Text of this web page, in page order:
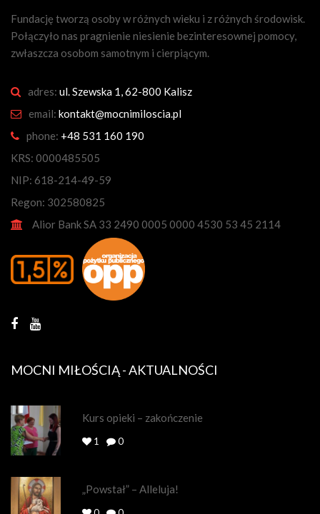
Fundację tworzą osoby w różnych wieku i z różnych środowisk.
Połączyło nas pragnienie niesienie bezinteresownej pomocy,
zwłaszcza osobom samotnym i cierpiącym.
adres: ul. Szewska 1, 62-800 Kalisz
email: kontakt@mocnimiloscia.pl
phone: +48 531 160 190
KRS: 0000485505
NIP: 618-214-49-59
Regon: 302580825
Alior Bank SA 33 2490 0005 0000 4530 53 45 2114
MOCNI MIŁOŚCIĄ - AKTUALNOŚCI
Kurs opieki – zakończenie
1 0
„Powstał” – Alleluja!